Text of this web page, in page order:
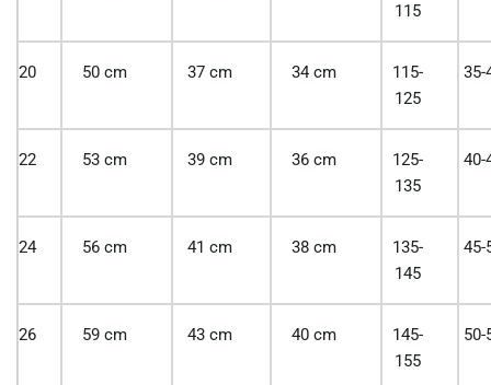
115
20 50 cm 37 cm 34 cm
115-
125
35-
22 53 cm 39 cm 36 cm
125-
135
40-
24 56 cm 41 cm 38 cm
135-
145
45-
26 59 cm 43 cm 40 cm
145-
155
50-